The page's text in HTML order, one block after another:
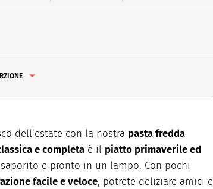
dell’estate con la nostra pasta fredda
e completa è il piatto primaverile ed
e pronto in un lampo. Con pochi
facile e veloce, potrete deliziare amici e